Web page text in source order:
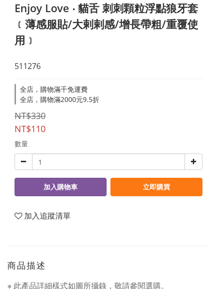
Enjoy Love ‧ 貓舌 刺刺顆粒浮點狼牙套
﹝薄感服貼/大剌剌感/增長帶粗/重覆使
用﹞
511276
全店，購物滿千免運費
全店，購物滿2000元9.5折
NT$330
NT$110
數量
加入購物車 立即購買
加入追蹤清單
商品描述
※ 此產品詳細樣式如圖所攝錄，敬請參閱選購。